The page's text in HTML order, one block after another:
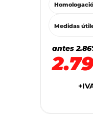
Medidas
antes